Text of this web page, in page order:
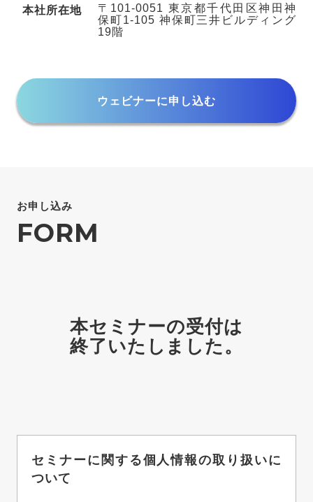
本社所在地
〒101-0051 東京都千代田区神田神
保町1-105 神保町三井ビルディング
19階
ウェビナーに申し込む
お申し込み
FORM
本セミナーの受付は
終了いたしました。
セミナーに関する個人情報の取り扱いに
ついて